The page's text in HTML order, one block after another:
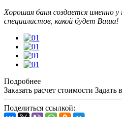
Хорошая баня создается именно
специалистов , какой будет Ваша!
Подробнее
Заказать расчет стоимости Задать
Поделиться ссылкой: